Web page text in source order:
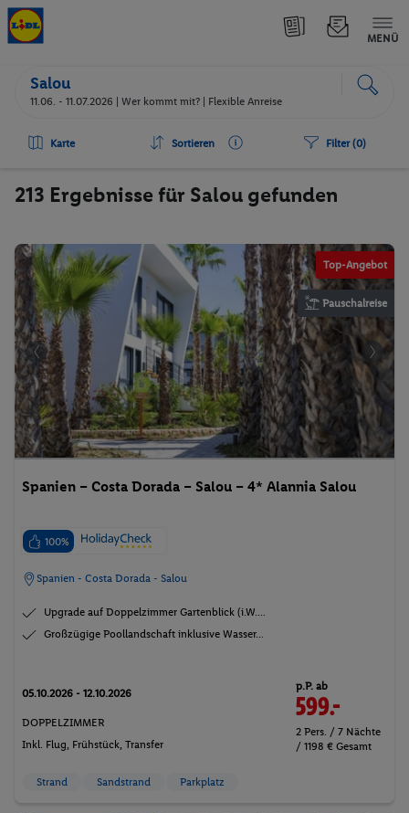
MENÜ
Salou
11.06. - 11.07.2026 | Wer kommt mit? | Flexible Anreise
Karte Sortieren Filter (0)
213 Ergebnisse für Salou gefunden
Top-Angebot
Pauschalreise
Spanien – Costa Dorada – Salou – 4* Alannia Salou
100%
Spanien - Costa Dorada - Salou
Upgrade auf Doppelzimmer Gartenblick (i.W....
Großzügige Poollandschaft inklusive Wasser...
05.10.2026 - 12.10.2026
DOPPELZIMMER
Inkl. Flug, Frühstück , Transfer
p.P. ab
599.-
2 Pers. / 7 Nächte
/ 1198 € Gesamt
Strand Sandstrand Parkplatz